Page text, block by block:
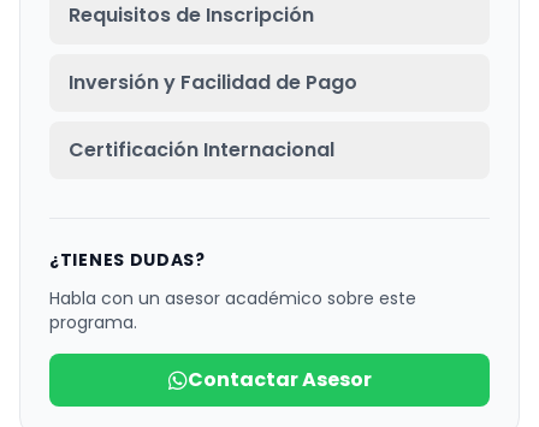
Requisitos de Inscripción
Inversión y Facilidad de Pago
Certificación Internacional
¿TIENES DUDAS?
Habla con un asesor académico sobre este
programa.
Contactar Asesor